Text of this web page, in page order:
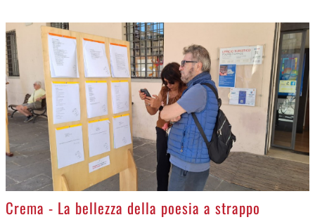
>
Crema - La bellezza della poesia a strappo